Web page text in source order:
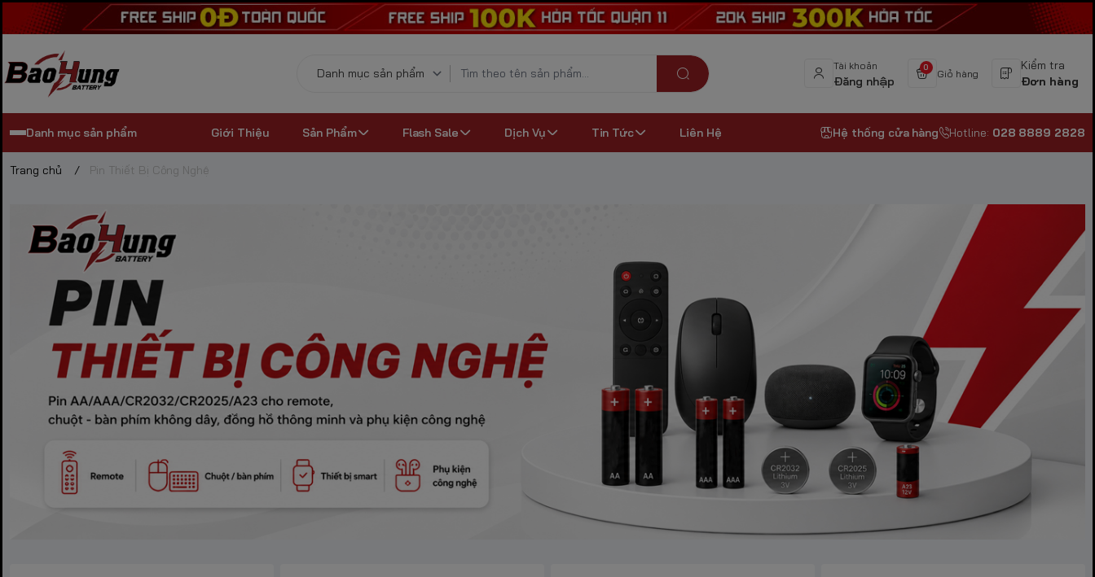
Tài khoản
Đăng nhập
0
Giỏ hàng
Kiểm tra
Đơn hàng
Danh mục sản phẩm Giới Thiệu Sản Phẩm Flash Sale Dịch Vụ Tin Tức Liên Hệ Hệ thống cửa hàng Hotline: 028 8889 2828
Trang chủ / Pin Thiết Bị Công Nghệ